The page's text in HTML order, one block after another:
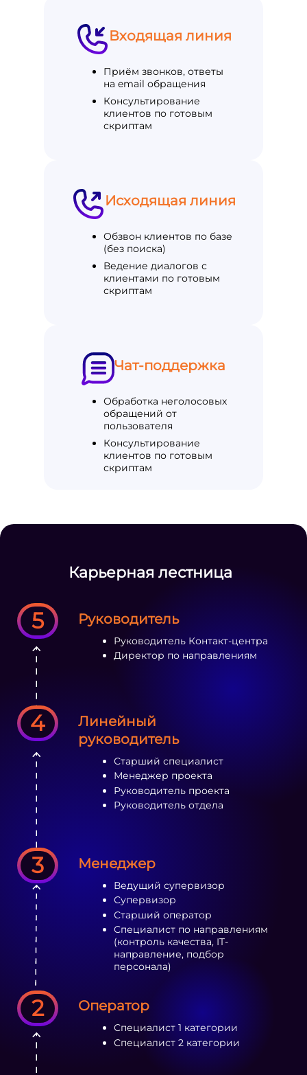
Входящая линия
Приём звонков, ответы
на email обращения
Консультирование
клиентов по готовым
скриптам
Исходящая линия
Обзвон клиентов по базе
(без поиска)
Ведение диалогов с
клиентами по готовым
скриптам
Чат-поддержка
Обработка неголосовых
обращений от
пользователя
Консультирование
клиентов по готовым
скриптам
Карьерная лестница
2
3
4
5
Оператор
Специалист 1 категории
Специалист 2 категории
Менеджер
Ведущий супервизор
Супервизор
Старший оператор
Специалист по направлениям
(контроль качества, IT-
направление, подбор
персонала)
Линейный
руководитель
Старший специалист
Менеджер проекта
Руководитель проекта
Руководитель отдела
Руководитель
Руководитель Контакт-центра
Директор по направлениям